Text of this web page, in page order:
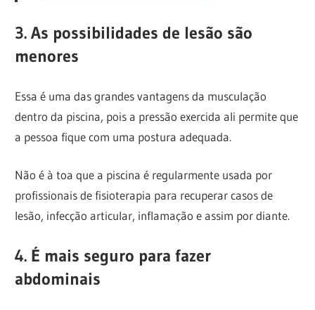
3. As possibilidades de lesão são
menores
Essa é uma das grandes vantagens da musculação
dentro da piscina, pois a pressão exercida ali permite que
a pessoa fique com uma postura adequada.
Não é à toa que a piscina é regularmente usada por
profissionais de fisioterapia para recuperar casos de
lesão, infecção articular, inflamação e assim por diante.
4. É mais seguro para fazer
abdominais